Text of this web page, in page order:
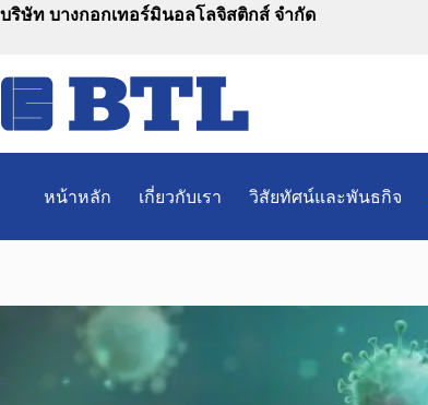
Skip
บริษัท บางกอกเทอร์มินอลโลจิสติกส์ จำกัด
หน้าหลัก เกี่ยวกับเรา วิสัยทัศน์และพันธกิจ